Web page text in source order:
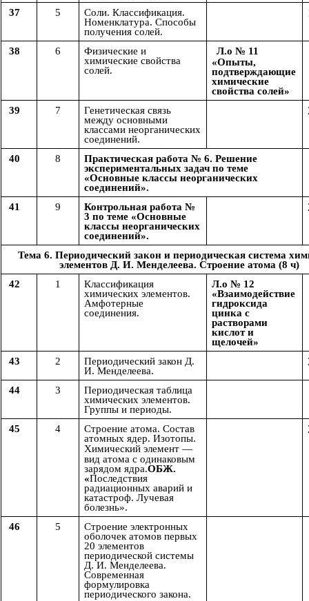
37 5
Соли. Классификация.
Номенклатура. Способы
получения солей.
38 6
Физические и
химические свойства
солей.
Л.о № 11
«Опыты,
подтверждающие
химические
свойства солей»
39
7
Генетическая связь
между основными
классами неорганических
соединений.
40 8
Практическая работа № 6. Решение
экспериментальных задач по теме
«Основные классы неорганических
соединений».
41
9
Контрольная работа №
3 по теме «Основные
классы неорганических
соединений».
Тема 6. Периодический закон и периодическая система
элементов Д. И. Менделеева. Строение атома (8 ч)
42
1
Классификация
химических элементов.
Амфотерные
соединения.
Л.о № 12
«Взаимодействие
гидроксида
цинка с
растворами
кислот и
щелочей»
43
2
Периодический закон Д.
И. Менделеева.
44 3
Периодическая таблица
химических элементов.
Группы и периоды.
45
4
Строение атома. Состав
атомных ядер. Изотопы.
Химический элемент —
вид атома с одинаковым
зарядом ядра.ОБЖ.
«Последствия
радиационных аварий и
катастроф. Лучевая
болезнь».
46 5
Строение электронных
оболочек атомов первых
20 элементов
периодической системы
Д. И. Менделеева.
Современная
формулировка
периодического закона.